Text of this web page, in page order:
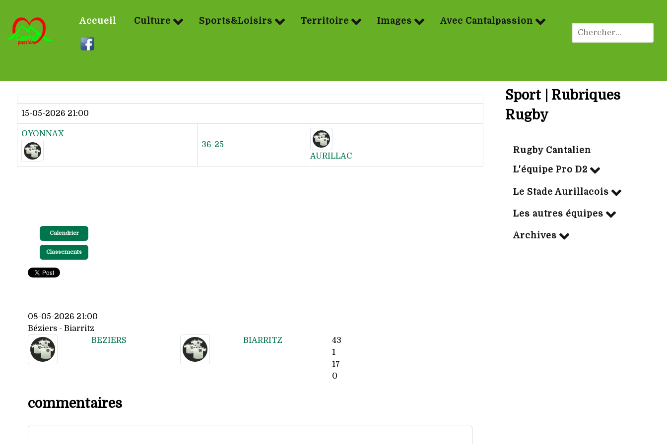
Accueil Culture Sports&Loisirs Territoire Images Avec Cantalpassion
15-05-2026 21:00
OYONNAX
36-25
AURILLAC
Calendrier
Classements
08-05-2026 21:00
Béziers - Biarritz
BEZIERS
BIARRITZ
43
1
17
0
commentaires
Sport | Rubriques
Rugby
Rugby Cantalien
L'équipe Pro D2
Le Stade Aurillacois
Les autres équipes
Archives